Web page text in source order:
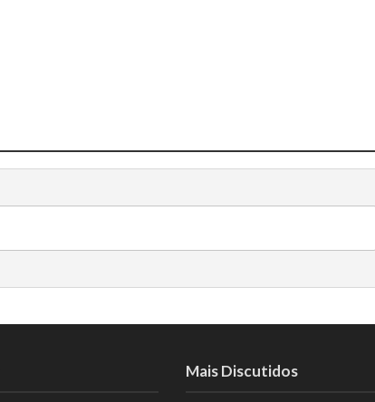
Mais Discutidos